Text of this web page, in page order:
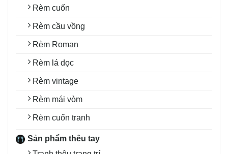
Rèm cuốn
Rèm cầu vồng
Rèm Roman
Rèm lá dọc
Rèm vintage
Rèm mái vòm
Rèm cuốn tranh
Sản phẩm thêu tay